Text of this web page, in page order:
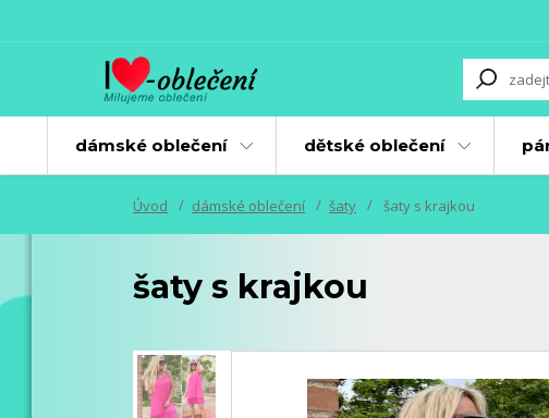
dámské oblečení dětské oblečení
Úvod dámské oblečení šaty šaty s krajkou
šaty s krajkou